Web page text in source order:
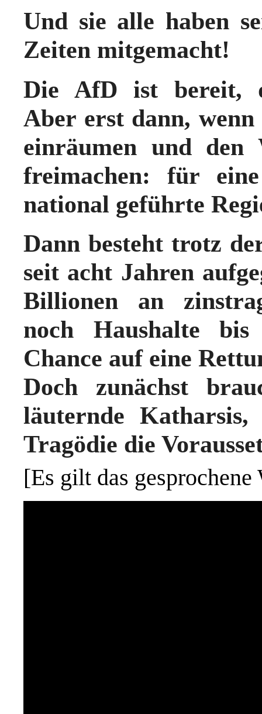
Und sie alle haben
Zeiten mitgemacht!
Die AfD ist bereit,
Aber erst dann, wenn
einräumen und den
freimachen:für
national geführte
Dann besteht trotz
seit acht Jahren
Billionen an
noch Haushalte
Chance auf eine
Doch zunächst
läuternde
Tragödie die
[Es gilt das gesprochene